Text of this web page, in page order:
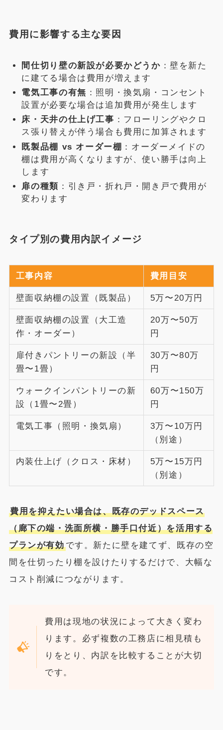
費用に影響する主な要因
間仕切り壁の新設が必要かどうか ：壁を新た
に建てる場合は費用が増えます
電気工事の有無 ：照明・換気扇・コンセント
設置が必要な場合は追加費用が発生します
床・天井の仕上げ工事 ：フローリングやクロ
ス張り替えが伴う場合も費用に加算されます
既製品棚 vs オーダー棚 ：オーダーメイドの
棚は費用が高くなりますが、使い勝手は向上
します
扉の種類 ：引き戸・折れ戸・開き戸で費用が
変わります
タイプ別の費用内訳イメージ
工事内容 費用目安
壁面収納棚の設置（既製品） 5万〜20万円
壁面収納棚の設置（大工造
作・オーダー）
20万〜50万
円
扉付きパントリーの新設（半
畳〜1畳）
30万〜80万
円
ウォークインパントリーの新
設（1畳〜2畳）
60万〜150万
円
電気工事（照明・換気扇）
3万〜10万円
（別途）
内装仕上げ（クロス・床材）
5万〜15万円
（別途）
費用を抑えたい場合は、既存のデッドスペース
（廊下の端・洗面所横・勝手口付近）を活用する
プランが有効です。新たに壁を建てず、既存の空
間を仕切ったり棚を設けたりするだけで、大幅な
コスト削減につながります。
費用は現地の状況によって大きく変わ
ります。必ず複数の工務店に相見積も
りをとり、内訳を比較することが大切
です。